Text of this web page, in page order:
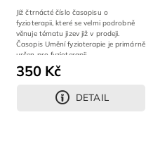
350 Kč
DETAIL
Již čtrnácté číslo časopisu o
fyzioterapii, které se velmi podrobně
věnuje tématu jizev již v prodeji.
Časopis Umění fyzioterapie je primárně
určen pro fyzioterapii,...